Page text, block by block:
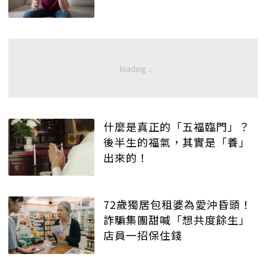
什麼是真正的「五福臨門」？
後半生的福氣，其實是「養」
出來的！
72歲獨居包租婆為愛沖昏頭！
詐騙集團甜喊「想共度餘生」
店員一招保住錢